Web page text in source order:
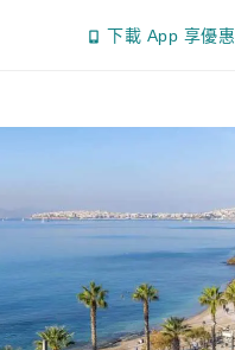
下載 App 享優惠